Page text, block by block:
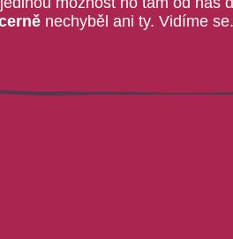
nechyběl ani ty. Vidíme